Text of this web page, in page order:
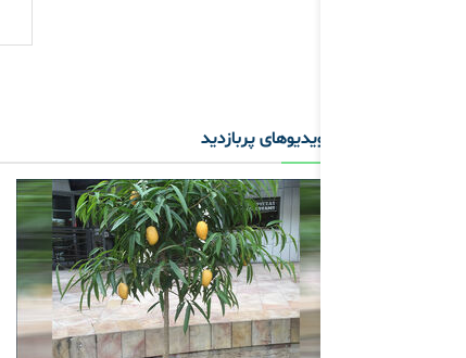
ویدیوهای پربازدید